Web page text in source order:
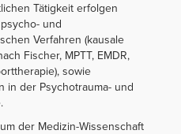
Tätigkeit erfolgen
und
Verfahren (kausale
Fischer, MPTT, EMDR,
sowie
in der Psychotrauma- und
der Medizin-Wissenschaft